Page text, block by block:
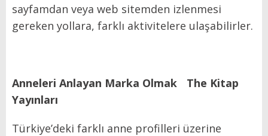
sayfamdan veya web sitemden izlenmesi
gereken yollara, farklı aktivitelere ulaşabilirler.
Anneleri Anlayan Marka Olmak The Kitap
Yayınları
Türkiye’deki farklı anne profilleri üzerine